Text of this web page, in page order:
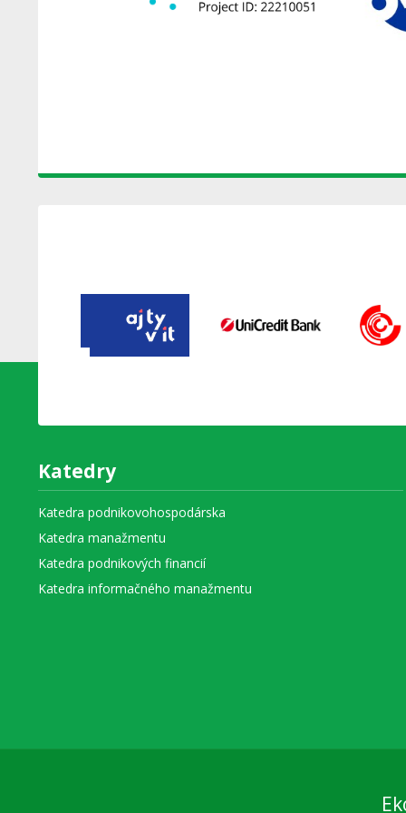
Katedry
Katedra podnikovohospodárska
Katedra manažmentu
Katedra podnikových financií
Katedra informačného manažmentu